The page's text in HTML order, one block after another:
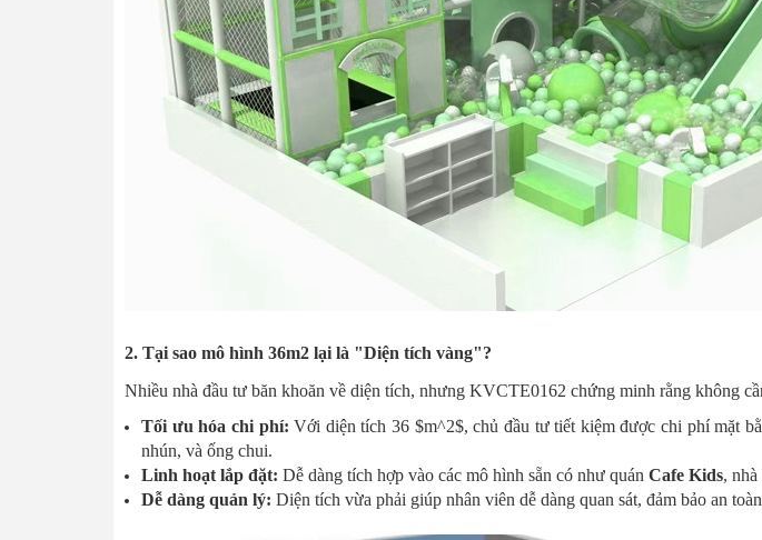
2. Tại sao mô hình 36m2 lại là "Diện tích vàng"?
Nhiều nhà đầu tư băn khoăn về diện tích, nhưng KVCTE0162 chứng minh rằng không
Tối ưu hóa chi phí: Với diện tích 36 $m^2$, chủ đầu tư tiết kiệm được chi phí mặt
nhún, và ống chui.
Linh hoạt lắp đặt: Dễ dàng tích hợp vào các mô hình sẵn có như quán Cafe Kids,
Dễ dàng quản lý: Diện tích vừa phải giúp nhân viên dễ dàng quan sát, đảm bảo an